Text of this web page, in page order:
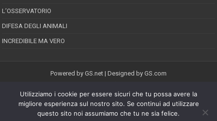
L’OSSERVATORIO
DIFESA DEGLI ANIMALI
INCREDIBILE MA VERO
Powered by GS.net | Designed by GS.com
EPINEION EDITRICE S.R.L.P.Iva 02008710689
Registrazione Tribunale di Pescara reg. speciale della stampa n.08/2012
Direttore responsabile: Maurizio Piccinino
Utilizziamo i cookie per essere sicuri che tu possa avere la
migliore esperienza sul nostro sito. Se continui ad utilizzare
questo sito noi assumiamo che tu ne sia felice.